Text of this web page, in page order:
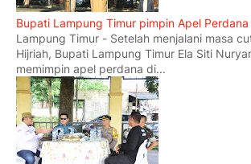
Bupati Lampung Timur pimpin Apel Perdana
Lampung Timur - Setelah menjalani masa
Hijriah, Bupati Lampung Timur Ela Siti
memimpin apel perdana di...